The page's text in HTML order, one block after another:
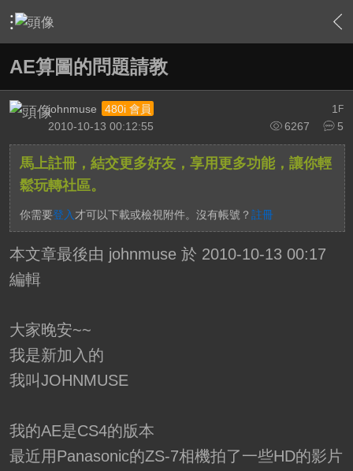
› 影片創作區 › 剪接軟硬體討論區 › After Effects › 內容
AE算圖的問題請教
1 F
johnmuse
480i 會員
6267
5
2010-10-13 00:12:55
馬上註冊，結交更多好友，享用更多功能，讓你輕
鬆玩轉社區。
你需要登入 才可以下載或檢視附件。沒有帳號？ 註冊
本文章最後由 johnmuse 於 2010-10-13 00:17
編輯
大家晚安~~
我是新加入的
我叫JOHNMUSE
我的AE是CS4的版本
最近用Panasonic的ZS-7相機拍了一些HD的影片